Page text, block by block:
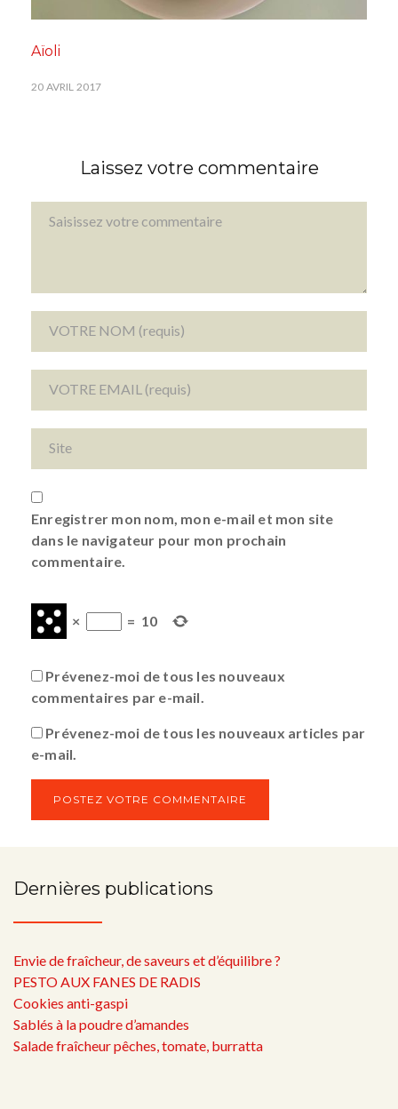
Aïoli
20 AVRIL 2017
Laissez votre commentaire
Enregistrer mon nom, mon e-mail et mon site
dans le navigateur pour mon prochain
commentaire.
× = 10
Prévenez-moi de tous les nouveaux
commentaires par e-mail.
Prévenez-moi de tous les nouveaux articles par
e-mail.
Dernières publications
Envie de fraîcheur, de saveurs et d’équilibre ?
PESTO AUX FANES DE RADIS
Cookies anti-gaspi
Sablés à la poudre d’amandes
Salade fraîcheur pêches, tomate, burratta